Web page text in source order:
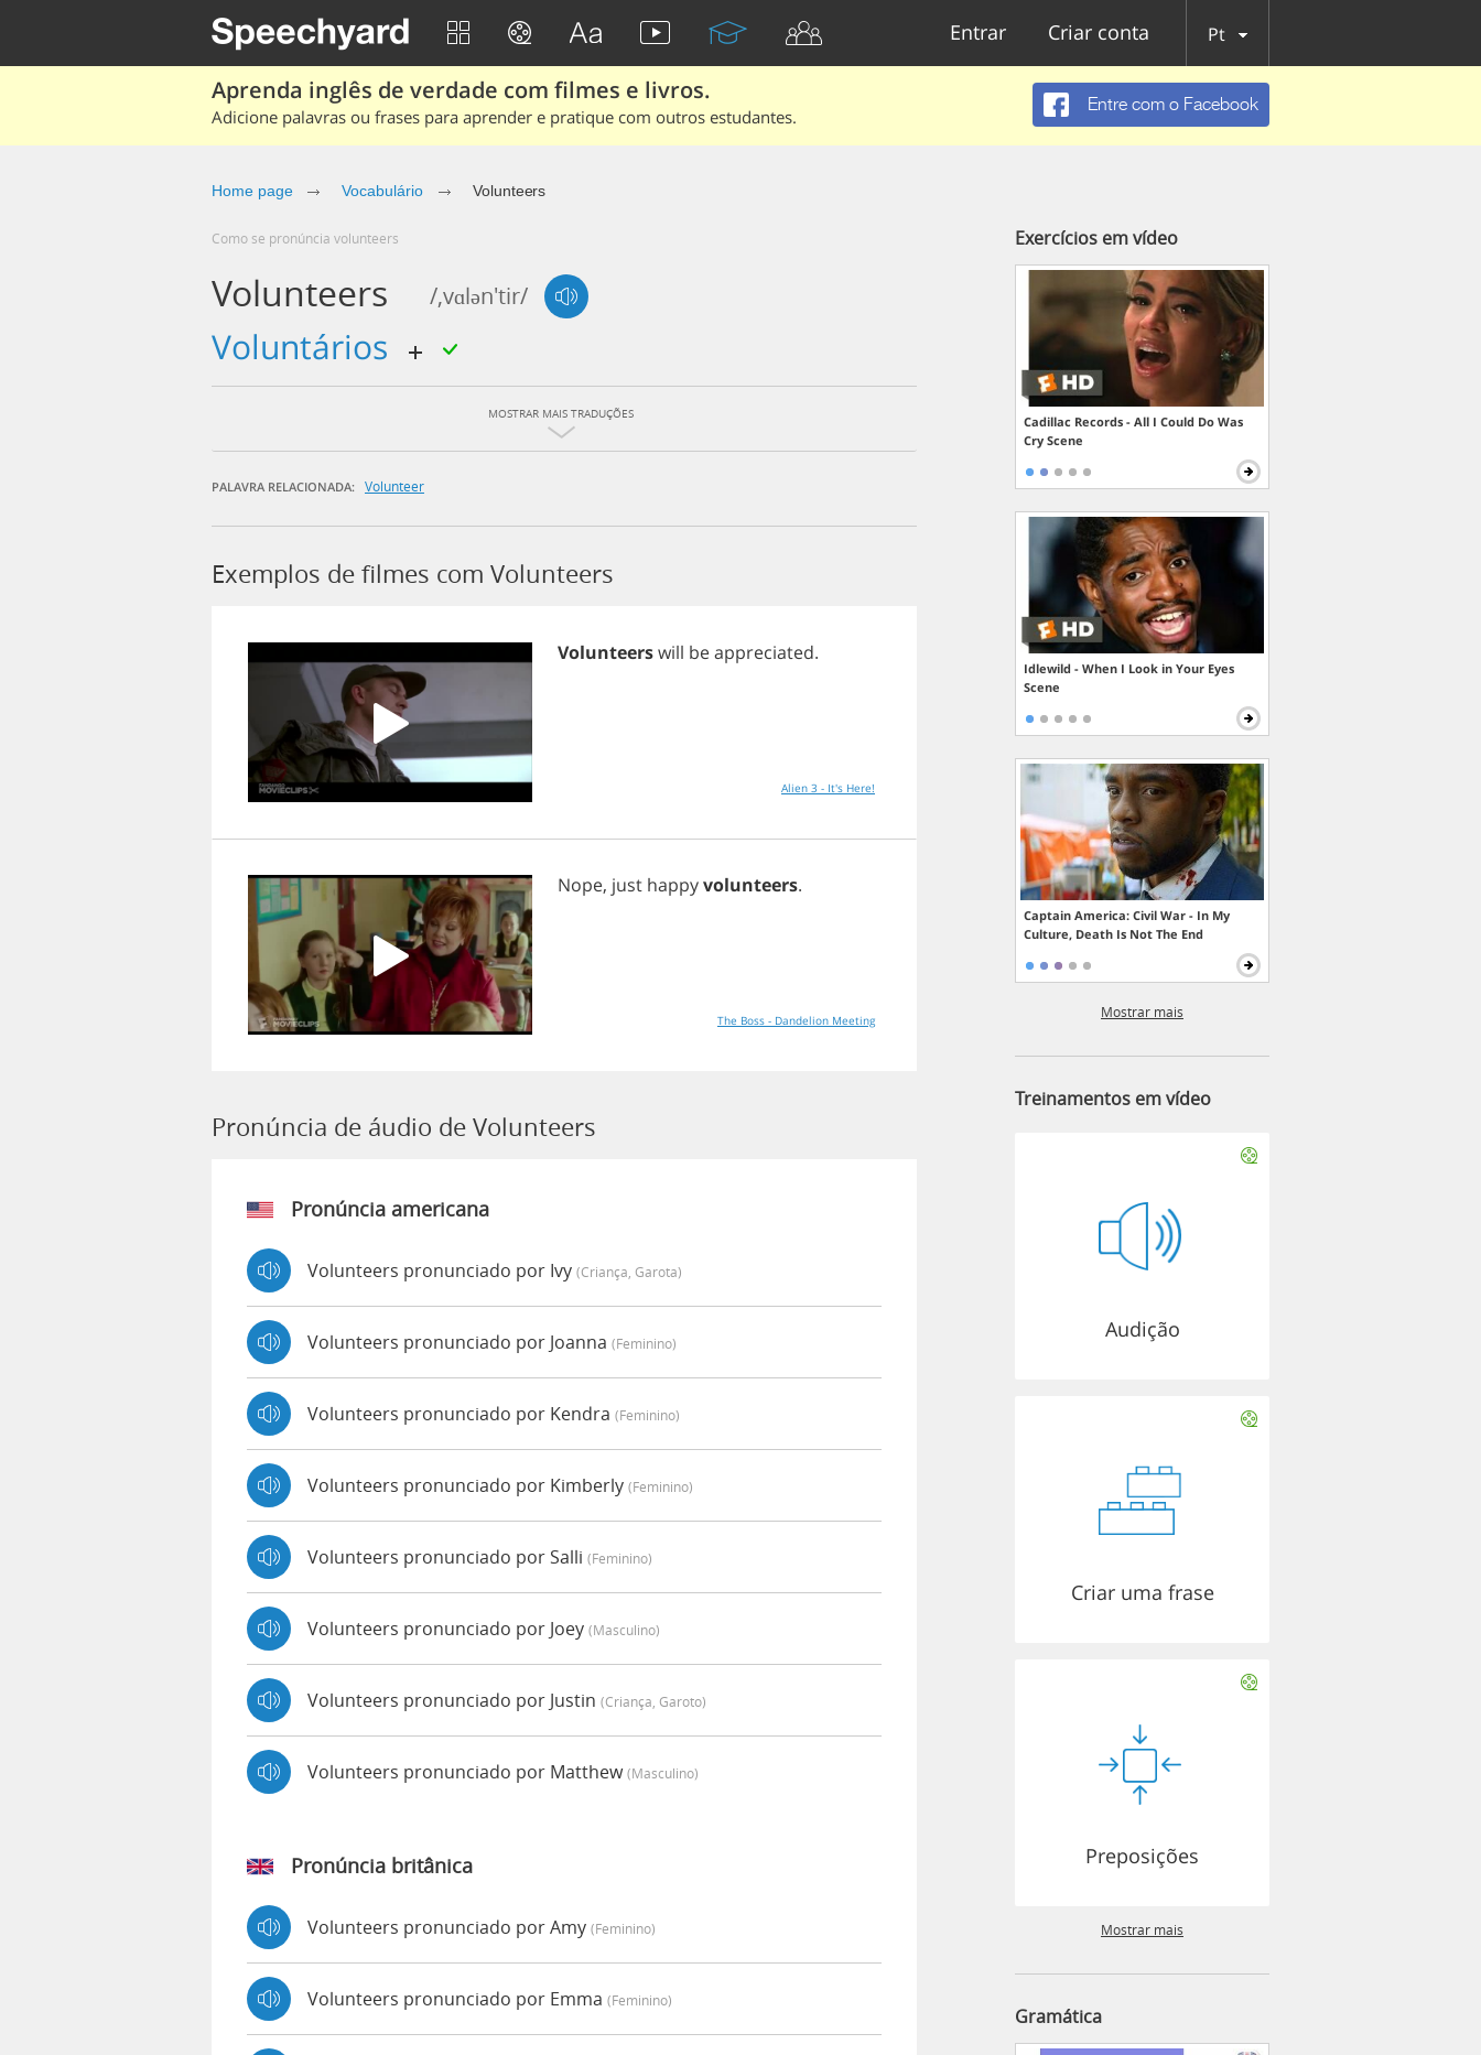
Entrar Criar conta Pt
Aprenda inglês de verdade com filmes e livros.
Adicione palavras ou frases para aprender e pratique com outros estudantes.
Entre com o Facebook
Home page Vocabulário Volunteers
Como se pronúncia volunteers
Volunteers /,vɑlən'tir/
voluntários
MOSTRAR MAIS TRADUÇÕES
PALAVRA RELACIONADA: Volunteer
Exemplos de filmes com Volunteers
Volunteerswill beappreciated.
Alien 3 - It's Here!
Nope, just happyvolunteers.
The Boss - Dandelion Meeting
Pronúncia de áudio de Volunteers
Pronúncia americana
Volunteers pronunciado por Ivy (criança, Garota)
Volunteers pronunciado por Joanna (feminino)
Volunteers pronunciado por Kendra (feminino)
Volunteers pronunciado por Kimberly (feminino)
Volunteers pronunciado por Salli (feminino)
Volunteers pronunciado por Joey (masculino)
Volunteers pronunciado por Justin (criança, Garoto)
Volunteers pronunciado por Matthew(masculino)
Pronúncia britânica
Volunteers pronunciado por Amy (feminino)
Volunteers pronunciado por Emma (feminino)
Exercícios em vídeo
Cadillac Records - All I Could Do Was
Cry Scene
Idlewild - When I Look in Your Eyes
Scene
Captain America: Civil War - In My
Culture, Death Is Not The End
Mostrar mais
Treinamentos em vídeo
Audição
Criar uma frase
Preposições
Mostrar mais
Gramática